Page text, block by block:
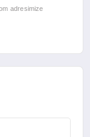
adresimize